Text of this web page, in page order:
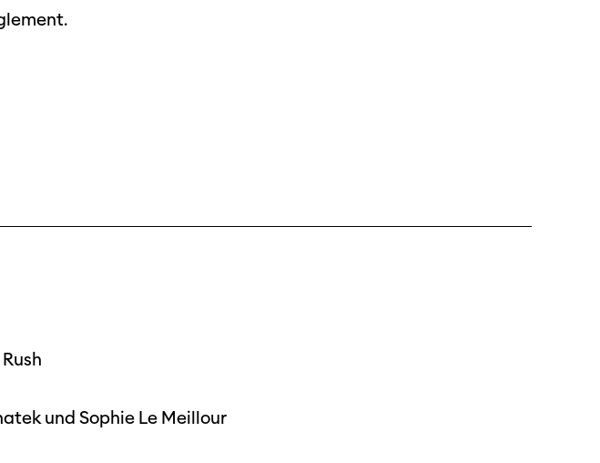
und Sophie Le Meillour